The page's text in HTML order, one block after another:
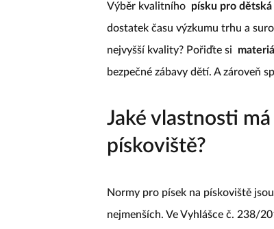
Výběr kvalitního písku pro
dostatek času výzkumu trhu a
nejvyšší kvality? Pořiďte si
bezpečné zábavy dětí. A zároveň
Jaké vlastnosti
pískoviště?
Normy pro písek na pískoviště
nejmenších. Ve Vyhlášce č. 238/